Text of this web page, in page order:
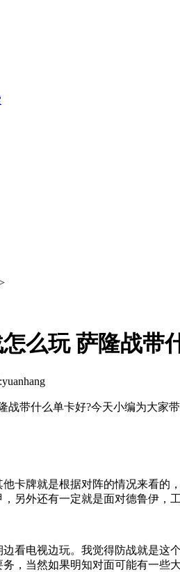
么玩 萨隆战带
带什么单卡好?今天小编为大家带
牌就是根据对阵的情况来看的，
另外还有一定就是面对德鲁伊，
电视边玩。我觉得防战就是这
，当然如果明知对面可能有一